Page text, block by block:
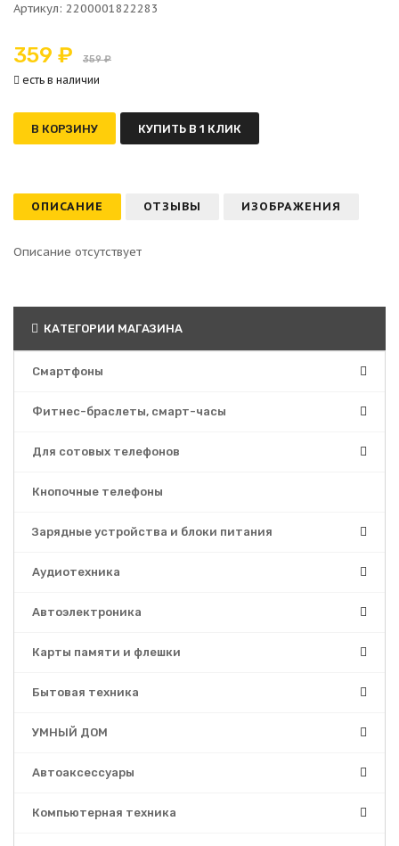
Артикул: 2200001822283
359 ₽ 359 ₽
есть в наличии
В КОРЗИНУ КУПИТЬ В 1 КЛИК
ОПИСАНИЕ ОТЗЫВЫ ИЗОБРАЖЕНИЯ
Описание отсутствует
КАТЕГОРИИ МАГАЗИНА
Смартфоны
Фитнес-браслеты, смарт-часы
Для сотовых телефонов
Кнопочные телефоны
Зарядные устройства и блоки питания
Аудиотехника
Автоэлектроника
Карты памяти и флешки
Бытовая техника
УМНЫЙ ДОМ
Автоаксессуары
Компьютерная техника